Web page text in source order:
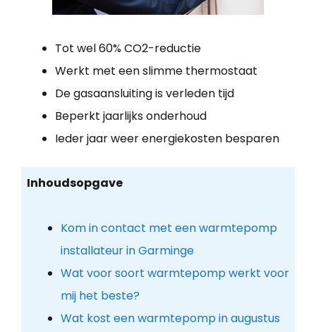
Tot wel 60% CO2-reductie
Werkt met een slimme thermostaat
De gasaansluiting is verleden tijd
Beperkt jaarlijks onderhoud
Ieder jaar weer energiekosten besparen
Inhoudsopgave
Kom in contact met een warmtepomp
installateur in Garminge
Wat voor soort warmtepomp werkt voor
mij het beste?
Wat kost een warmtepomp in augustus